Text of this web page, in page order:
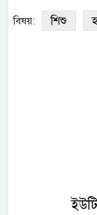
বিষয়: শিশু